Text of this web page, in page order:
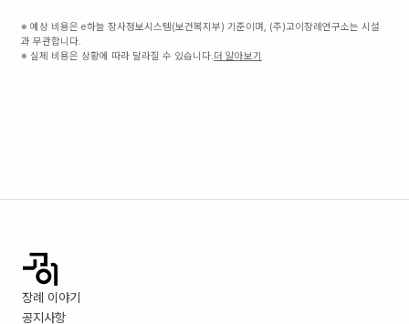
※ 예상 비용은 e하늘 장사정보시스템(보건복지부) 기준이며, (주)고이장례연구소는 시설
과 무관합니다.
※ 실제 비용은 상황에 따라 달라질 수 있습니다.더 알아보기
장례 이야기
공지사항